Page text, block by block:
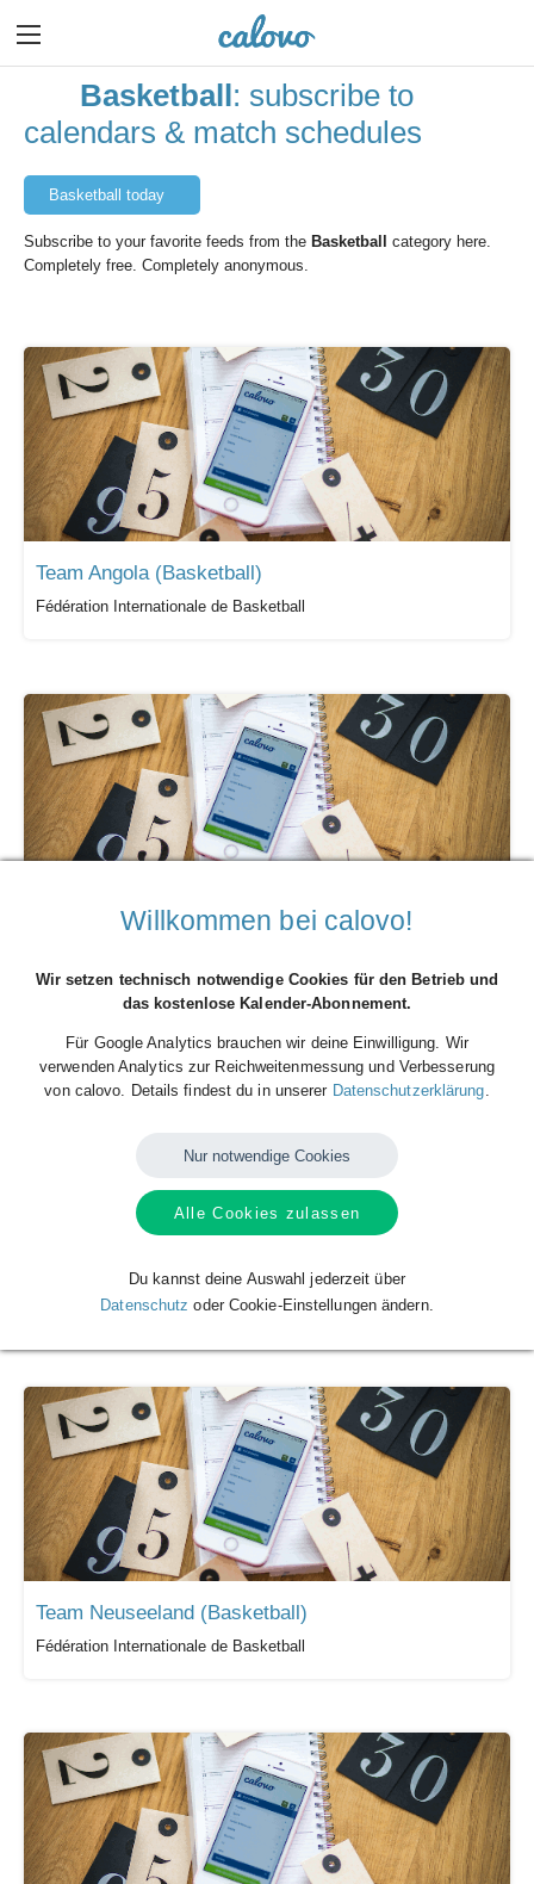
Basketball: subscribe to
calendars & match schedules
Basketball today
Subscribe to your favorite feeds from the Basketball category here.
Completely free. Completely anonymous.
Team Angola (Basketball)
Fédération Internationale de Basketball
Team Philippinen (Basketball)
Fédération Internationale de Basketball
Team Neuseeland (Basketball)
Fédération Internationale de Basketball
Willkommen bei calovo!
Wir setzen technisch notwendige Cookies für den Betrieb und
das kostenlose Kalender-Abonnement.
Für Google Analytics brauchen wir deine Einwilligung. Wir
verwenden Analytics zur Reichweitenmessung und Verbesserung
von calovo. Details findest du in unserer Datenschutzerklärung
Nur notwendige Cookies
Alle Cookies zulassen
Du kannst deine Auswahl jederzeit über
Datenschutz oder Cookie-Einstellungen ändern.